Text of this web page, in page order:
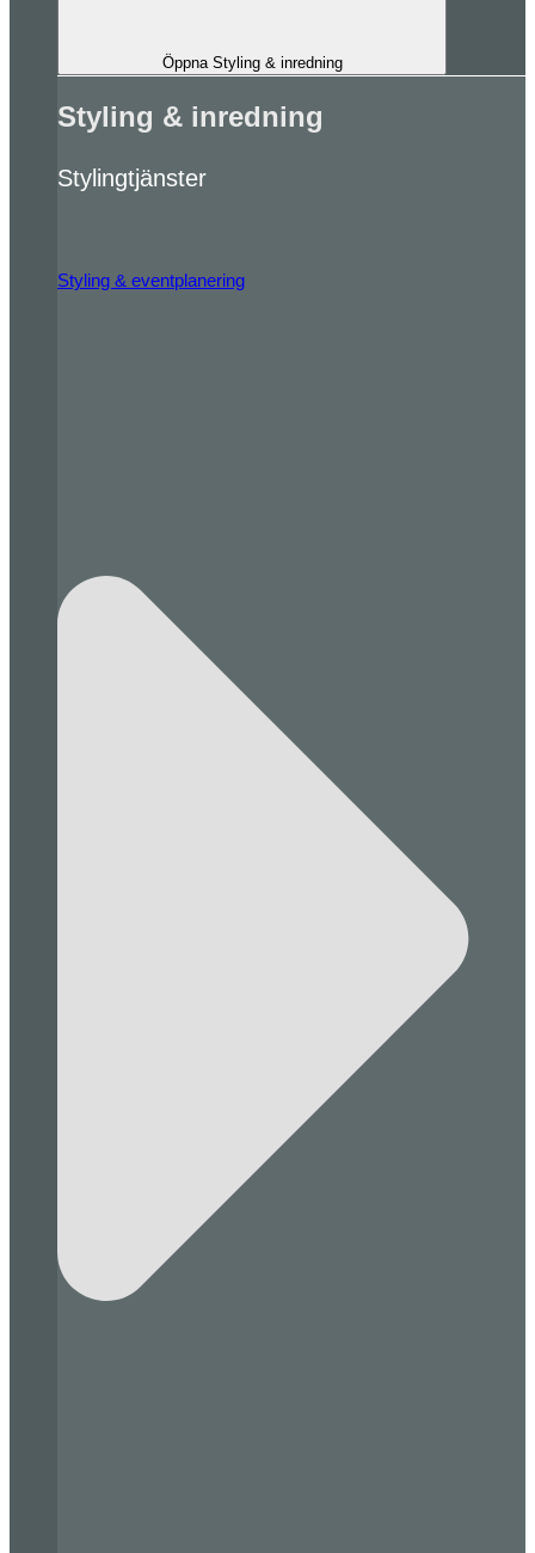
Öppna Styling & inredning
Styling & inredning
Stylingtjänster
Styling & eventplanering